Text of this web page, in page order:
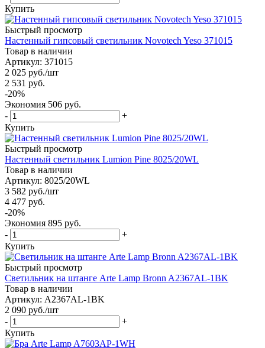
Купить
Быстрый просмотр
Настенный гипсовый светильник Novotech Yeso 371015
Товар в наличии
Артикул: 371015
2 025 руб./шт
2 531 руб.
-20%
Экономия 506 руб.
-
+
Купить
Быстрый просмотр
Настенный светильник Lumion Pine 8025/20WL
Товар в наличии
Артикул: 8025/20WL
3 582 руб./шт
4 477 руб.
-20%
Экономия 895 руб.
-
+
Купить
Быстрый просмотр
Светильник на штанге Arte Lamp Bronn A2367AL-1BK
Товар в наличии
Артикул: A2367AL-1BK
2 090 руб./шт
-
+
Купить